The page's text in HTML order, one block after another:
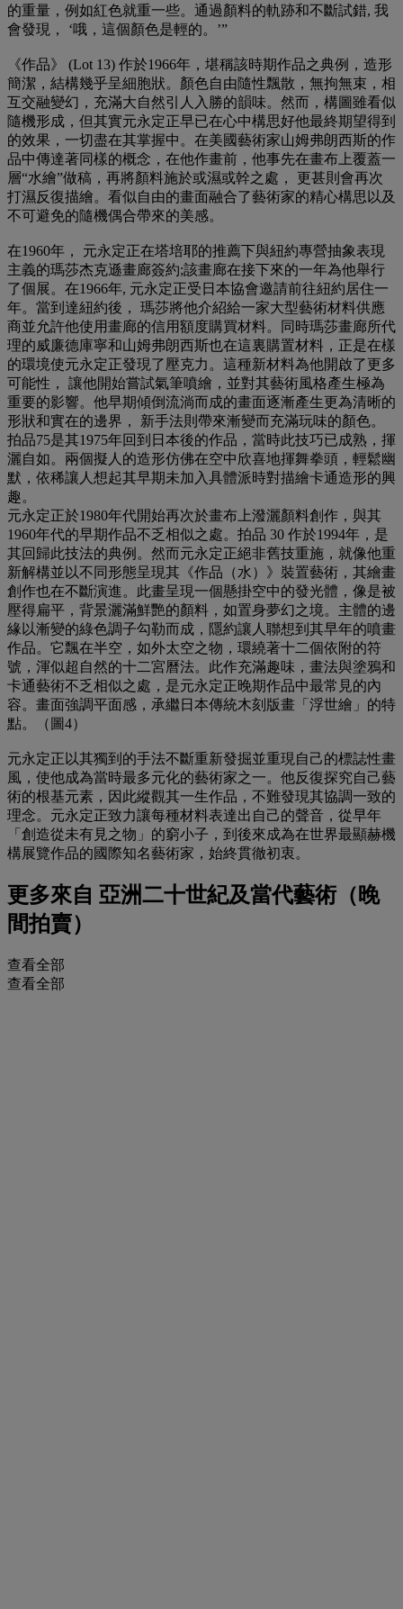
的重量，例如紅色就重一些。通過顏料的軌跡和不斷試錯, 我
會發現， ‘哦，這個顏色是輕的。’”
《作品》 (Lot 13) 作於1966年，堪稱該時期作品之典例，造形
簡潔，結構幾乎呈細胞狀。顏色自由隨性飄散，無拘無束，相
互交融變幻，充滿大自然引人入勝的韻味。然而，構圖雖看似
隨機形成，但其實元永定正早已在心中構思好他最終期望得到
的效果，一切盡在其掌握中。在美國藝術家山姆弗朗西斯的作
品中傳達著同樣的概念，在他作畫前，他事先在畫布上覆蓋一
層“水繪”做稿，再將顏料施於或濕或幹之處， 更甚則會再次
打濕反復描繪。看似自由的畫面融合了藝術家的精心構思以及
不可避免的隨機偶合帶來的美感。
在1960年， 元永定正在塔培耶的推薦下與紐約專營抽象表現
主義的瑪莎杰克遜畫廊簽約;該畫廊在接下來的一年為他舉行
了個展。在1966年, 元永定正受日本協會邀請前往紐約居住一
年。當到達紐約後， 瑪莎將他介紹給一家大型藝術材料供應
商並允許他使用畫廊的信用額度購買材料。同時瑪莎畫廊所代
理的威廉德庫寧和山姆弗朗西斯也在這裏購置材料，正是在樣
的環境使元永定正發現了壓克力。這種新材料為他開啟了更多
可能性， 讓他開始嘗試氣筆噴繪，並對其藝術風格產生極為
重要的影響。他早期傾倒流淌而成的畫面逐漸產生更為清晰的
形狀和實在的邊界， 新手法則帶來漸變而充滿玩味的顏色。
拍品75是其1975年回到日本後的作品，當時此技巧已成熟，揮
灑自如。兩個擬人的造形仿佛在空中欣喜地揮舞拳頭，輕鬆幽
默，依稀讓人想起其早期未加入具體派時對描繪卡通造形的興
趣。
元永定正於1980年代開始再次於畫布上潑灑顏料創作，與其
1960年代的早期作品不乏相似之處。拍品 30 作於1994年，是
其回歸此技法的典例。然而元永定正絕非舊技重施，就像他重
新解構並以不同形態呈現其《作品（水）》裝置藝術，其繪畫
創作也在不斷演進。此畫呈現一個懸掛空中的發光體，像是被
壓得扁平，背景灑滿鮮艷的顏料，如置身夢幻之境。主體的邊
緣以漸變的綠色調子勾勒而成，隱約讓人聯想到其早年的噴畫
作品。它飄在半空，如外太空之物，環繞著十二個依附的符
號，渾似超自然的十二宮曆法。此作充滿趣味，畫法與塗鴉和
卡通藝術不乏相似之處，是元永定正晚期作品中最常見的內
容。畫面強調平面感，承繼日本傳統木刻版畫「浮世繪」的特
點。（圖4）
元永定正以其獨到的手法不斷重新發掘並重現自己的標誌性畫
風，使他成為當時最多元化的藝術家之一。他反復探究自己藝
術的根基元素，因此縱觀其一生作品，不難發現其協調一致的
理念。元永定正致力讓每種材料表達出自己的聲音，從早年
「創造從未有見之物」的窮小子，到後來成為在世界最顯赫機
構展覽作品的國際知名藝術家，始終貫徹初衷。
更多來自 亞洲二十世紀及當代藝術（晚
間拍賣）
查看全部
查看全部